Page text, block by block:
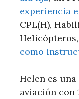
experiencia
CPL(H),
Helicópteros,
como
Helen es
aviación con